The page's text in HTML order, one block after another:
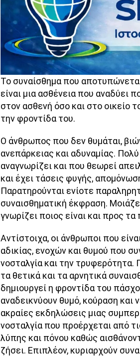
Το συναίσθημα που
είναι μια ασθένεια που αναδύει
στον ασθενή όσο και στο οικείο
την φροντίδα του.
Ο άνθρωπος που δεν θυμάται,
ανεπάρκειας και αδυναμίας.
αναγνωρίζει και που θεωρεί
και έχει τάσεις φυγής,
Παρατηρούνται ενίοτε
συναισθηματική έκφραση.
γνωρίζει ποιος είναι και προς
Αντίστοιχα, οι άνθρωποι που
αδικίας, ενοχών και θυμού που
νοσταλγία και την τρυφερότητα.
τα θετικά και τα αρνητικά
δημιουργεί η φροντίδα του
αναδεικνύουν θυμό, κούραση και
ακραίες εκδηλώσεις μιας
νοσταλγία που προέρχεται από
λύπης και πόνου καθώς
ζήσει. Επιπλέον, κυριαρχούν